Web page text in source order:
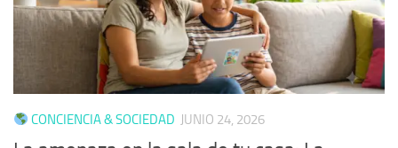
CONCIENCIA & SOCIEDAD JUNIO 24, 2026